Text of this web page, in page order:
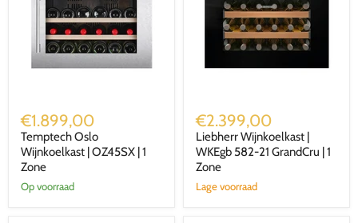
Oslo
Wijnkoelkast
OZ45SX
Zone
€1.899,00
Temptech Oslo
Wijnkoelkast | OZ45SX | 1
Zone
Op voorraad
Wijnkoelkast
WKEgb
582-
21
€2.399,00
Liebherr Wijnkoelkast |
WKEgb 582-21 GrandCru | 1
Zone
Lage voorraad